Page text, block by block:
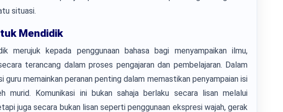
situasi.
Mendidik
merujuk kepada penggunaan bahasa bagi menyampaikan ilmu,
terancang dalam proses pengajaran dan pembelajaran. Dalam
guru memainkan peranan penting dalam memastikan penyampaian isi
murid. Komunikasi ini bukan sahaja berlaku secara lisan melalui
juga secara bukan lisan seperti penggunaan ekspresi wajah, gerak